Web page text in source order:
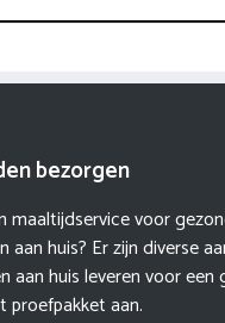
bezorgen
maaltijdservice voor
aan huis? Er zijn diverse
aan huis leveren voor een
proefpakket aan.